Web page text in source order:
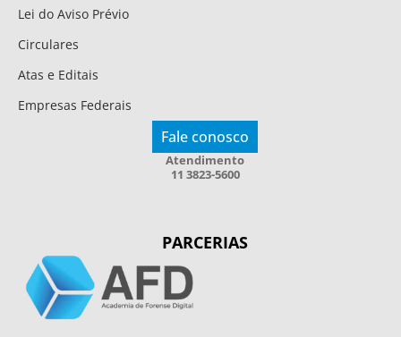
Lei do Aviso Prévio
Circulares
Atas e Editais
Empresas Federais
Fale conosco
Atendimento
11 3823-5600
PARCERIAS